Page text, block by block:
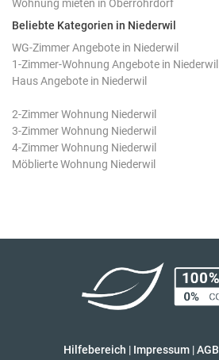
Wohnung mieten in Oberrohrdorf
Beliebte Kategorien in Niederwil
WG-Zimmer Angebote in Niederwil
1-Zimmer-Wohnung Angebote in Niederwil
Haus Angebote in Niederwil
2-Zimmer Wohnung Niederwil
3-Zimmer Wohnung Niederwil
4-Zimmer Wohnung Niederwil
Möblierte Wohnung Niederwil
Hilfebereich | Impressum |AGB